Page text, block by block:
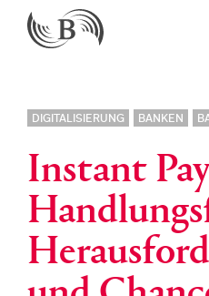
DIGITALISIERUNG BANKEN
Instant